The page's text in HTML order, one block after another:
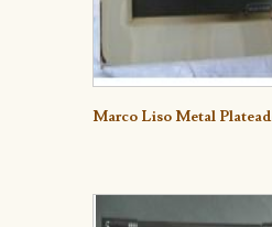
Detalle
Marco Liso Metal